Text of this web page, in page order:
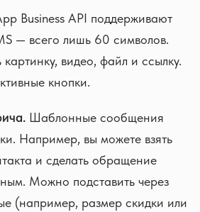
Business API поддерживают
— всего лишь 60 символов.
видео, файл и ссылку.
кнопки.
Шаблонные сообщения
Например, вы можете взять
и сделать обращение
Можно подставить через
(например, размер скидки или